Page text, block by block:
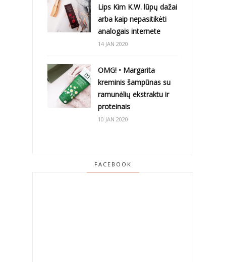
Lips Kim K.W. lūpų dažai
arba kaip nepasitikėti
analogais internete
14 JAN 2020
OMG! • Margarita
kreminis šampūnas su
ramunėlių ekstraktu ir
proteinais
10 JAN 2020
FACEBOOK